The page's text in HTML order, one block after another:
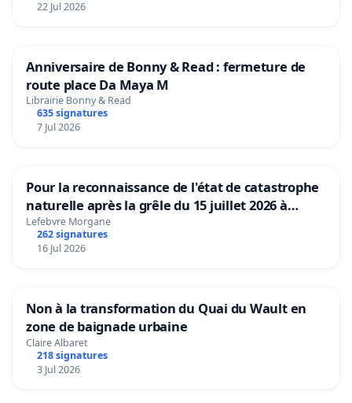
22 Jul 2026
Anniversaire de Bonny & Read : fermeture de
route place Da Maya M
Librairie Bonny & Read
635 signatures
7 Jul 2026
Pour la reconnaissance de l'état de catastrophe
naturelle après la grêle du 15 juillet 2026 à
Aubenas et ses alentours
Lefebvre Morgane
262 signatures
16 Jul 2026
Non à la transformation du Quai du Wault en
zone de baignade urbaine
Claire Albaret
218 signatures
3 Jul 2026